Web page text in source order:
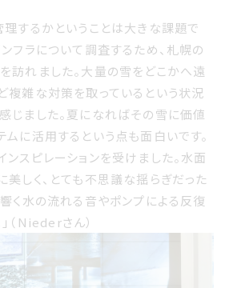
するかということは大きな課題です
ラについて調査するため 札幌の中心
ました 大量の雪をどこかへ遠ざける
対策を取っているという状況は非常
た 夏になればその雪に価値を見出し
するという点も面白いです この空間
ーションを受けました 水面を漂う雪
ても不思議な揺らぎだったからです
る音やポンプによる反復音も気に
理するかということは大きな課題で
フラについて調査するため、札幌の
訪れました。大量の雪をどこかへ遠
複雑な対策を取っているという状況
じました。夏になればその雪に価値
に活用するという点も面白いです。
スピレーションを受けました。水面
しく、とても不思議な揺らぎだった
く水の流れる音やポンプによる反復
（Niederさん）